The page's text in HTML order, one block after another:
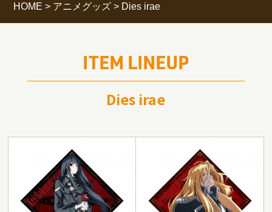
HOME > アニメグッズ > Dies irae
ITEM LINEUP
Dies irae